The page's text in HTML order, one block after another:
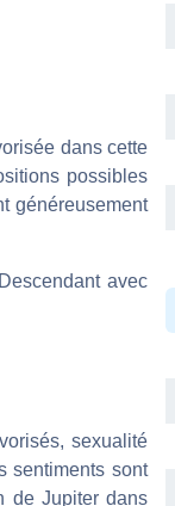
dans cette
possibles
généreusement
avec
sexualité
sentiments sont
de Jupiter dans